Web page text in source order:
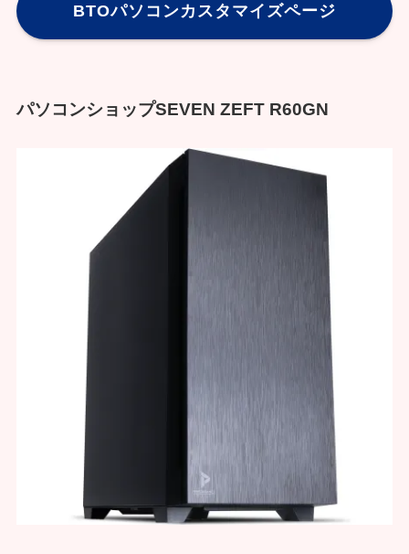
BTOパソコンカスタマイズページ
パソコンショップSEVEN ZEFT R60GN